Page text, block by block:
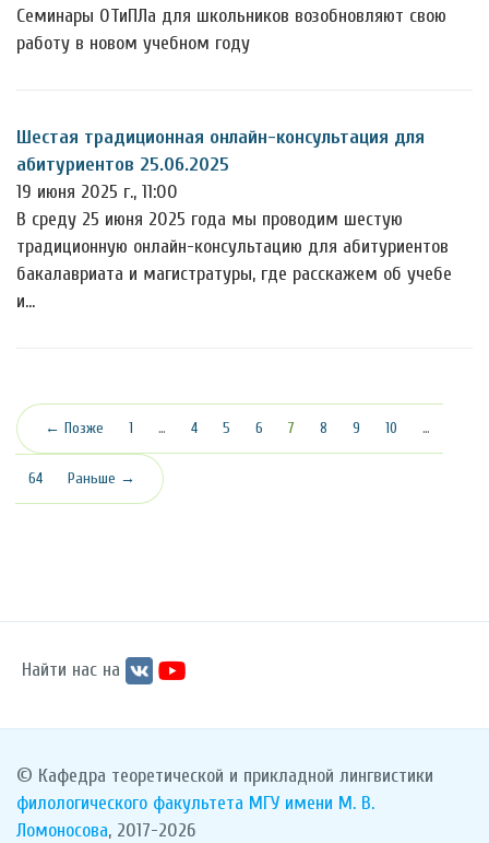
Семинары ОТиПЛа для школьников возобновляют свою
работу в новом учебном году
Шестая традиционная онлайн-консультация для
абитуриентов 25.06.2025
19 июня 2025 г., 11:00
В среду 25 июня 2025 года мы проводим шестую
традиционную онлайн-консультацию для абитуриентов
бакалавриата и магистратуры, где расскажем об учебе
и…
← Позже 1 … 4 5 6 7 (текущая)
8 9 10 …
64 Раньше →
Найти нас на
© Кафедра теоретической и прикладной лингвистики
филологического факультета МГУ имени М. В.
Ломоносова, 2017-2026